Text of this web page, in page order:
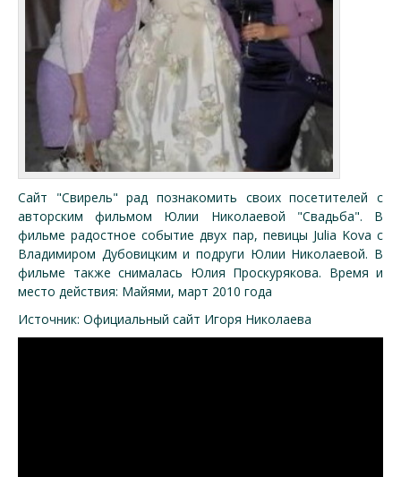
Сайт "Свирель" рад познакомить своих посетителей с
авторским фильмом Юлии Николаевой "Свадьба". В
фильме радостное событие двух пар, певицы Julia Kova с
Владимиром Дубовицким и подруги Юлии Николаевой. В
фильме также снималась Юлия Проскурякова. Время и
место действия: Майями, март 2010 года
Источник: Официальный сайт Игоря Николаева